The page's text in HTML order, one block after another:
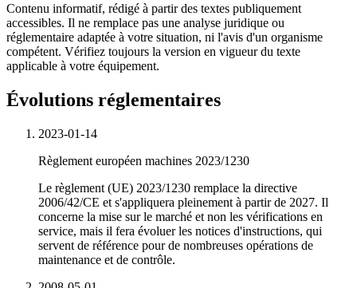
Contenu informatif, rédigé à partir des textes publiquement
accessibles. Il ne remplace pas une analyse juridique ou
réglementaire adaptée à votre situation, ni l'avis d'un organisme
compétent. Vérifiez toujours la version en vigueur du texte
applicable à votre équipement.
Évolutions réglementaires
2023-01-14
Règlement européen machines 2023/1230
Le règlement (UE) 2023/1230 remplace la directive
2006/42/CE et s'appliquera pleinement à partir de 2027. Il
concerne la mise sur le marché et non les vérifications en
service, mais il fera évoluer les notices d'instructions, qui
servent de référence pour de nombreuses opérations de
maintenance et de contrôle.